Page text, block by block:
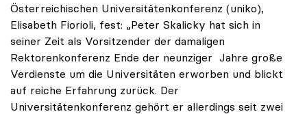
Österreichischen Universitätenkonferenz (uniko),
Elisabeth Fiorioli, fest: „Peter Skalicky hat sich in
seiner Zeit als Vorsitzender der damaligen
Rektorenkonferenz Ende der neunziger Jahre große
Verdienste um die Universitäten erworben und blickt
auf reiche Erfahrung zurück. Der
Universitätenkonferenz gehört er allerdings seit zwei